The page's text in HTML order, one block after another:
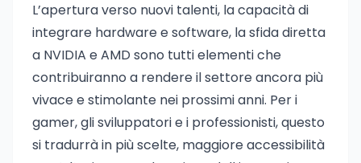
L’apertura verso nuovi talenti, la capacità di
integrare hardware e software, la sfida diretta
a NVIDIA e AMD sono tutti elementi che
contribuiranno a rendere il settore ancora più
vivace e stimolante nei prossimi anni. Per i
gamer, gli sviluppatori e i professionisti, questo
si tradurrà in più scelte, maggiore accessibilità